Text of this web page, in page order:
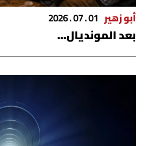
أبو زهير 01 . 07 . 2026
بعد المونديال...